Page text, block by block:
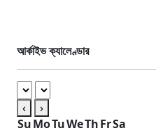
আর্কাইভ ক্যালেণ্ডার
‹
›
SuMoTuWeThFrSa